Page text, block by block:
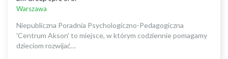
Warszawa
Niepubliczna Poradnia Psychologiczno-Pedagogiczna
'Centrum Akson' to miejsce, w którym codziennie pomagamy
dzieciom rozwijać…